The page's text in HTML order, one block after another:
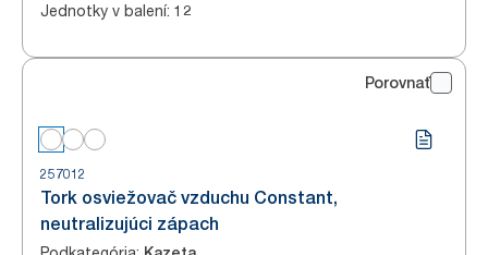
Jednotky v balení: 12
Porovnať
257012
Tork osviežovač vzduchu Constant,
neutralizujúci zápach